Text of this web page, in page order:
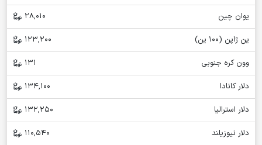
یوان چین
28,010
ین ژاپن (100 ین)
123,200
وون کره جنوبی
131
دلار کانادا
134,100
دلار استرالیا
132,250
دلار نیوزیلند
110,540